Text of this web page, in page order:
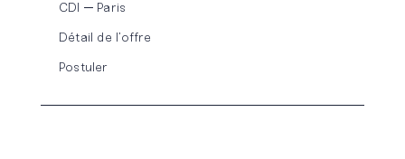
CDI Paris
Détail de l’offre
Postuler